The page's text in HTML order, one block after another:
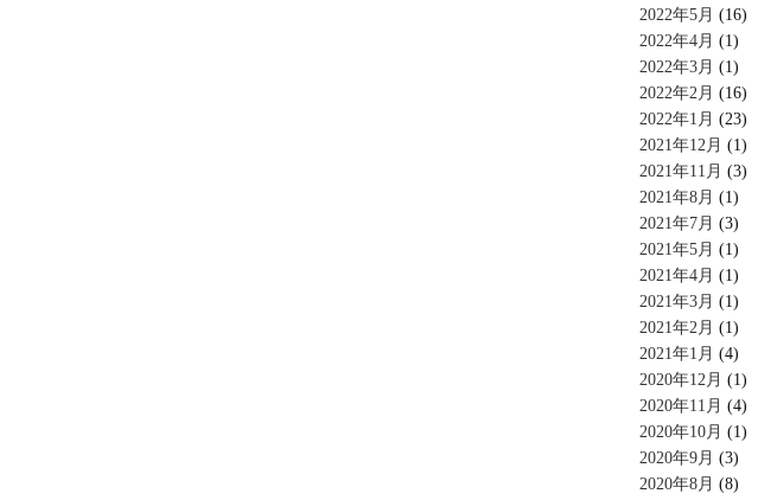
2022年5月 (16)
2022年4月 (1)
2022年3月 (1)
2022年2月 (16)
2022年1月 (23)
2021年12月 (1)
2021年11月 (3)
2021年8月 (1)
2021年7月 (3)
2021年5月 (1)
2021年4月 (1)
2021年3月 (1)
2021年2月 (1)
2021年1月 (4)
2020年12月 (1)
2020年11月 (4)
2020年10月 (1)
2020年9月 (3)
2020年8月 (8)